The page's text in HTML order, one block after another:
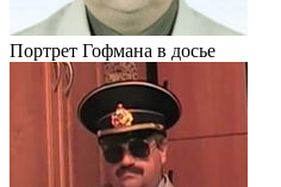
Портрет Гофмана в досье